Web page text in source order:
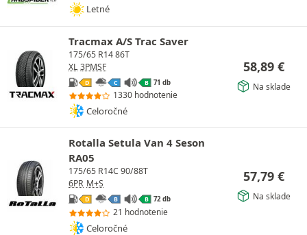
Letné
Tracmax A/S Trac Saver
175/65 R14 86T
XL 3PMSF
D C B 71 db
1330 hodnotenie
Celoročné
58,89 €
Na sklade
Rotalla Setula Van 4 Seson
RA05
175/65 R14C 90/88T
6PR M+S
D B B 72 db
21 hodnotenie
Celoročné
57,79 €
Na sklade